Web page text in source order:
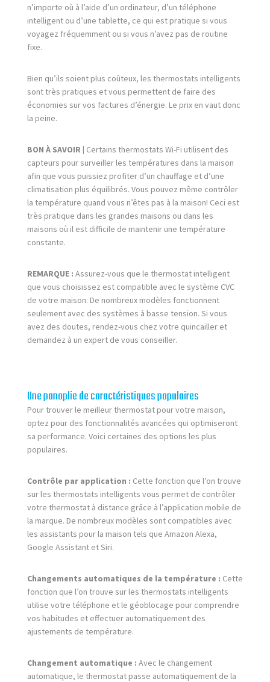
n’importe où à l’aide d’un ordinateur, d’un téléphone
intelligent ou d’une tablette, ce qui est pratique si vous
voyagez fréquemment ou si vous n’avez pas de routine
fixe.
Bien qu’ils soient plus coûteux, les thermostats intelligents
sont très pratiques et vous permettent de faire des
économies sur vos factures d’énergie. Le prix en vaut donc
la peine.
BON À SAVOIR | Certains thermostats Wi-Fi utilisent des
capteurs pour surveiller les températures dans la maison
afin que vous puissiez profiter d’un chauffage et d’une
climatisation plus équilibrés. Vous pouvez même contrôler
la température quand vous n’êtes pas à la maison! Ceci est
très pratique dans les grandes maisons ou dans les
maisons où il est difficile de maintenir une température
constante.
REMARQUE : Assurez-vous que le thermostat intelligent
que vous choisissez est compatible avec le système CVC
de votre maison. De nombreux modèles fonctionnent
seulement avec des systèmes à basse tension. Si vous
avez des doutes, rendez-vous chez votre quincailler et
demandez à un expert de vous conseiller.
Une panoplie de caractéristiques populaires
Pour trouver le meilleur thermostat pour votre maison,
optez pour des fonctionnalités avancées qui optimiseront
sa performance. Voici certaines des options les plus
populaires.
Contrôle par application : Cette fonction que l’on trouve
sur les thermostats intelligents vous permet de contrôler
votre thermostat à distance grâce à l’application mobile de
la marque. De nombreux modèles sont compatibles avec
les assistants pour la maison tels que Amazon Alexa,
Google Assistant et Siri.
Changements automatiques de la température : Cette
fonction que l’on trouve sur les thermostats intelligents
utilise votre téléphone et le géoblocage pour comprendre
vos habitudes et effectuer automatiquement des
ajustements de température.
Changement automatique : Avec le changement
automatique, le thermostat passe automatiquement de la